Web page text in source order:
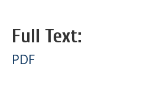
Full Text:
PDF